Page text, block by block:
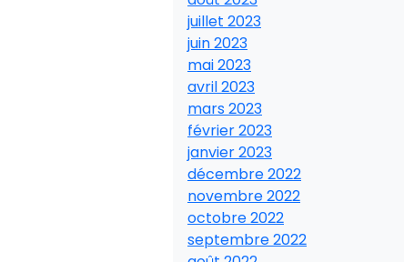
juillet 2023
juin 2023
mai 2023
avril 2023
mars 2023
février 2023
janvier 2023
décembre 2022
novembre 2022
octobre 2022
septembre 2022